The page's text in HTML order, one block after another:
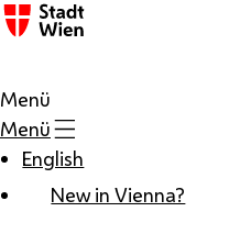
Zum Inhalt
Menü
Menü
English
New in Vienna?